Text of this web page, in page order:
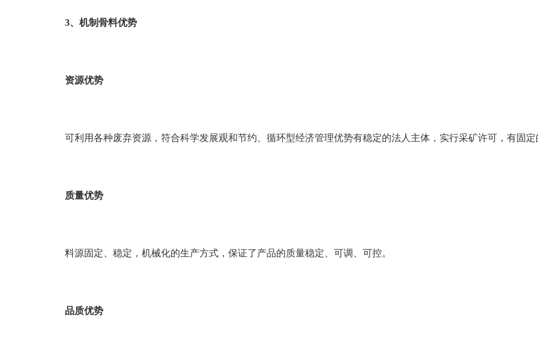
3、机制骨料优势
资源优势
可利用各种废弃资源，符合科学发展观和节约、循环型经济管理优势有稳定的法人主体，实行采矿许可，有固定
质量优势
料源固定、稳定，机械化的生产方式，保证了产品的质量稳定、可调、可控。
品质优势